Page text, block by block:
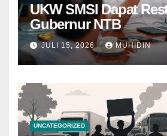
UKW SMSI Dapat
Gubernur NTB
JULI 15, 2026 MUHIDIN
UNCATEGORIZED